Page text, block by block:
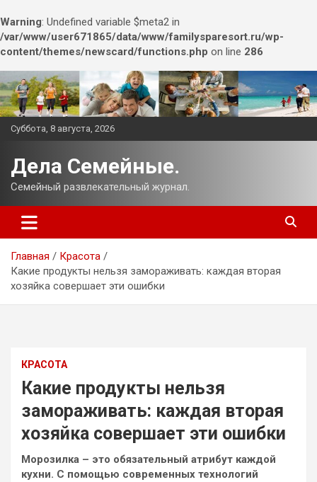
Warning: Undefined variable $meta2 in
/var/www/user671865/data/www/familysparesort.ru/wp-
content/themes/newscard/functions.php on line 286
Перейти
к
содержимому
Суббота, 8 августа, 2026
Дела Семейные.
Семейный развлекательный журнал.
Главная
Красота
Какие продукты нельзя замораживать: каждая вторая
хозяйка совершает эти ошибки
КРАСОТА
Какие продукты нельзя
замораживать: каждая вторая
хозяйка совершает эти ошибки
Морозилка – это обязательный атрибут каждой
кухни. С помощью современных технологий